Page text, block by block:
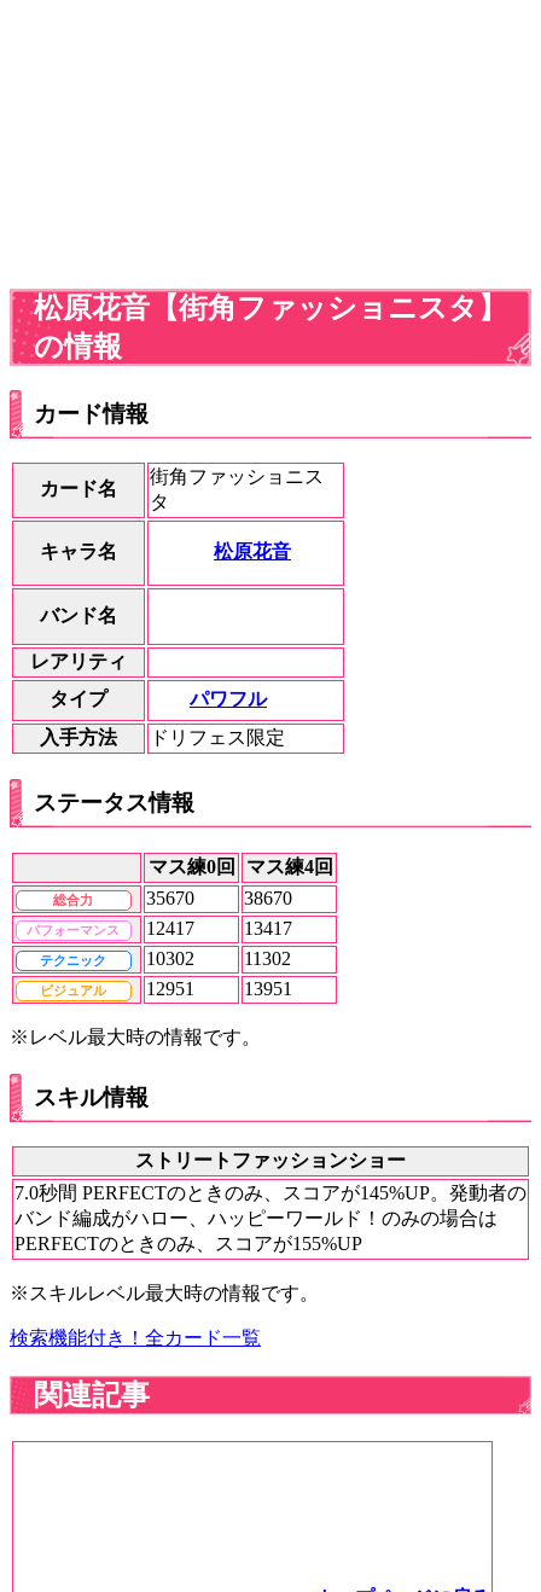
松原花音【街角ファッショニスタ】
の情報
カード情報
カード名
街角ファッショニス
タ
キャラ名 松原花音
バンド名
レアリティ
タイプ
パワフル
入手方法
ドリフェス限定
ステータス情報
マス練0回 マス練4回
総合力 35670 38670
パフォーマンス 12417 13417
テクニック 10302 11302
ビジュアル 12951 13951
※レベル最大時の情報です。
スキル情報
ストリートファッションショー
7.0秒間 PERFECTのときのみ、スコアが145%UP。発動者の
バンド編成がハロー、ハッピーワールド！のみの場合は
PERFECTのときのみ、スコアが155%UP
※スキルレベル最大時の情報です。
検索機能付き！全カード一覧
関連記事